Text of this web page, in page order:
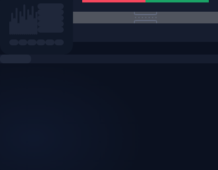
Tutti Forex Metalli Azioni